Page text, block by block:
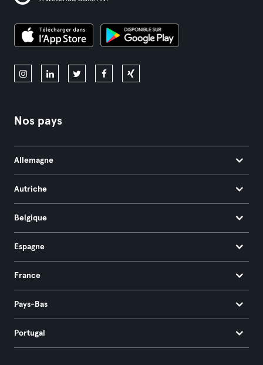
Nos pays
Allemagne
Autriche
Belgique
Espagne
France
Pays-Bas
Portugal